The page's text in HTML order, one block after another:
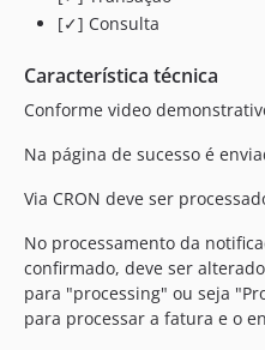
[✓] Consulta
Característica técnica
Conforme video
Na página de sucesso é
Via CRON deve ser
No processamento da
confirmado, deve ser
para "processing" ou seja
para processar a fatura e o